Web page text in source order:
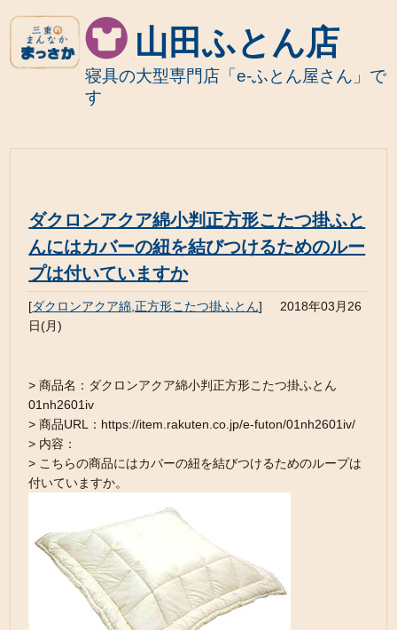
山田ふとん店
寝具の大型専門店「e-ふとん屋さん」で
す
ダクロンアクア綿小判正方形こたつ掛ふと
んにはカバーの紐を結びつけるためのルー
プは付いていますか
[ダクロンアクア綿 ,正方形こたつ掛ふとん]
2018年03月26
日(月)
> 商品名：ダクロンアクア綿小判正方形こたつ掛ふとん
01nh2601iv
> 商品URL：https://item.rakuten.co.jp/e-futon/01nh2601iv/
> 内容：
> こちらの商品にはカバーの紐を結びつけるためのループは
付いていますか。